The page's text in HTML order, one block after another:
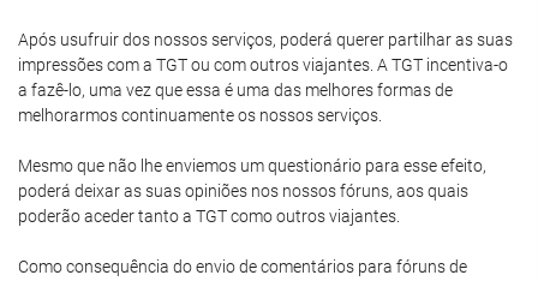
Após usufruir dos nossos serviços, poderá querer partilhar as suas
impressões com a TGT ou com outros viajantes. A TGT incentiva-o
a fazê-lo, uma vez que essa é uma das melhores formas de
melhorarmos continuamente os nossos serviços.
Mesmo que não lhe enviemos um questionário para esse efeito,
poderá deixar as suas opiniões nos nossos fóruns, aos quais
poderão aceder tanto a TGT como outros viajantes.
Como consequência do envio de comentários para fóruns de